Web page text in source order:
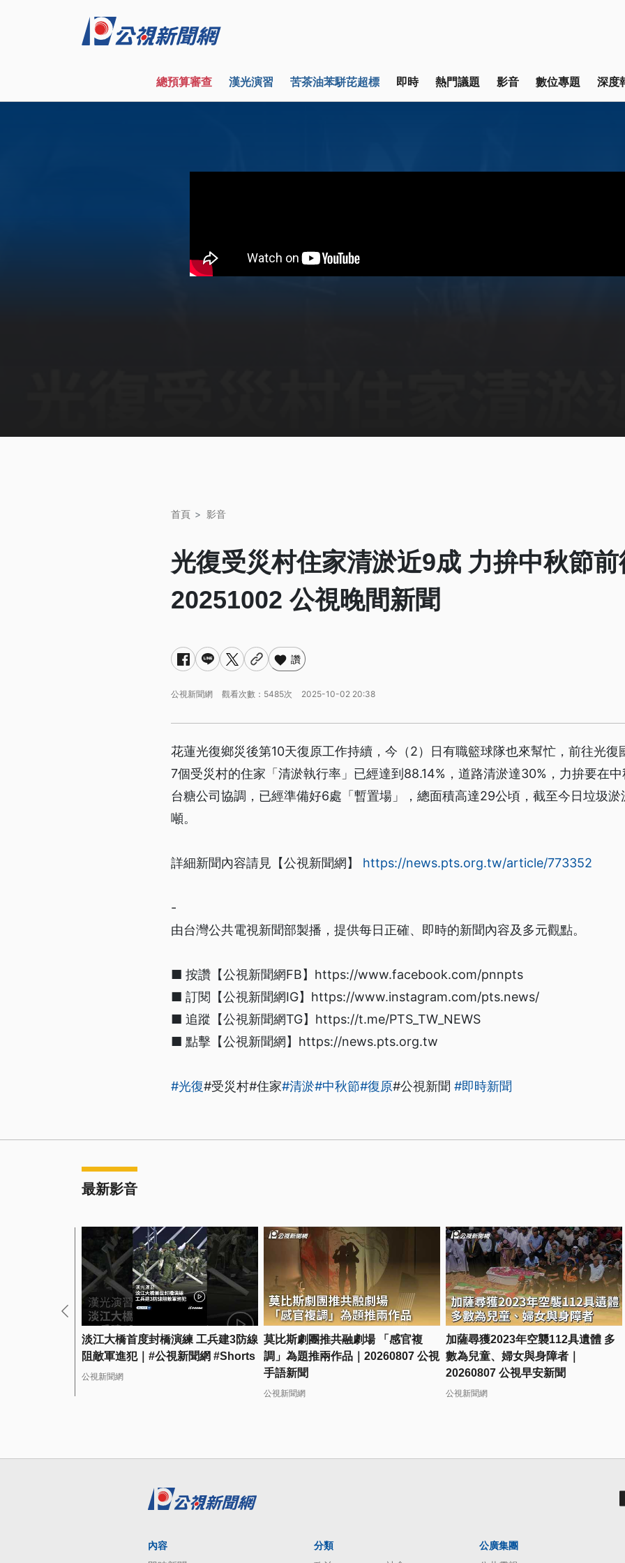
總預算審查 漢光演習 苦茶油苯駢芘超標 即時 熱門議題 影音 數位專題 深度
首頁 影音
光復受災村住家清淤近9成 力拚中秋節
20251002 公視晚間新聞
讚
公視新聞網 觀看次數：5485次 2025-10-02 20:38
花蓮光復鄉災後第10天復原工作持續，今（2）日有職籃球隊也來幫忙，前往光復
7個受災村的住家「清淤執行率」已經達到88.14%，道路清淤達30%，力拚要在
台糖公司協調，已經準備好6處「暫置場」，總面積高達29公頃，截至今日垃圾
噸。
詳細新聞內容請見【公視新聞網】 https://news.pts.org.tw/article/773352
-
由台灣公共電視新聞部製播，提供每日正確、即時的新聞內容及多元觀點。
■ 按讚【公視新聞網FB】https://www.facebook.com/pnnpts
■ 訂閱【公視新聞網IG】https://www.instagram.com/pts.news/
■ 追蹤【公視新聞網TG】https://t.me/PTS_TW_NEWS
■ 點擊【公視新聞網】https://news.pts.org.tw
#光復#受災村#住家#清淤#中秋節#復原#公視新聞 #即時新聞
最新影音
淡江大橋首度封橋演練 工兵建3防線
阻敵軍進犯｜#公視新聞網 #Shorts
公視新聞網
莫比斯劇團推共融劇場 「感官複
調」為題推兩作品｜20260807 公視
手語新聞
公視新聞網
加薩尋獲2023年空襲112具遺體 多
數為兒童、婦女與身障者｜
20260807 公視早安新聞
公視新聞網
內容
分類
公廣集團